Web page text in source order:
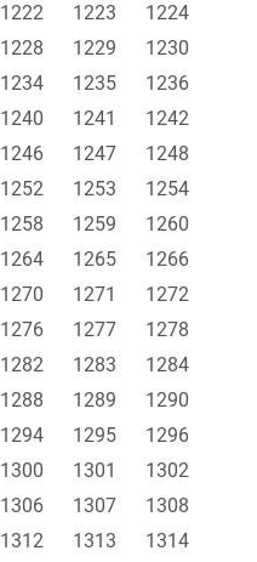
1222 1223
1224
1228 1229
1230
1234 1235
1236
1240 1241
1242
1246 1247
1248
1252 1253
1254
1258 1259
1260
1264 1265
1266
1270 1271
1272
1276 1277
1278
1282 1283
1284
1288 1289
1290
1294 1295
1296
1300 1301
1302
1306 1307
1308
1312 1313
1314